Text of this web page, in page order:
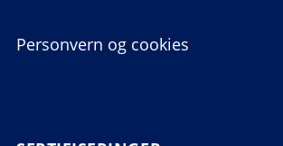
Personvern og cookies